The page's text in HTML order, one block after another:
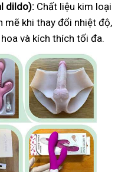
dildo): Chất liệu kim loại
mẽ khi thay đổi nhiệt độ,
và kích thích tối đa.